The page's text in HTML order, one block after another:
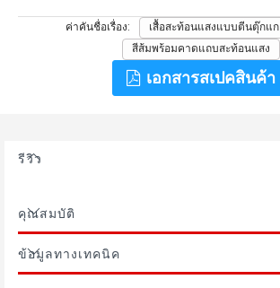
ค่าคันชื่อเรื่อง เสื้อสะท้อนแสงแบบตีนตุ๊กแก
สีส้มพร้อมคาดแถบสะท้อนแสง
เอกสารสเปคสินค้า
รีวิว
คุณสมบัติ
ข้อมูลทางเทคนิค